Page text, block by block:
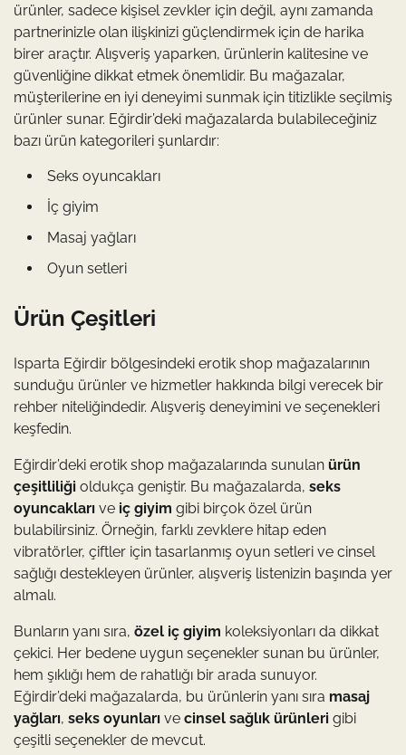
ürünler, sadece kişisel zevkler için değil, aynı zamanda
partnerinizle olan ilişkinizi güçlendirmek için de harika
birer araçtır. Alışveriş yaparken, ürünlerin kalitesine ve
güvenliğine dikkat etmek önemlidir. Bu mağazalar,
müşterilerine en iyi deneyimi sunmak için titizlikle seçilmiş
ürünler sunar. Eğirdir’deki mağazalarda bulabileceğiniz
bazı ürün kategorileri şunlardır:
Seks oyuncakları
İç giyim
Masaj yağları
Oyun setleri
Ürün Çeşitleri
Isparta Eğirdir bölgesindeki erotik shop mağazalarının
sunduğu ürünler ve hizmetler hakkında bilgi verecek bir
rehber niteliğindedir. Alışveriş deneyimini ve seçenekleri
keşfedin.
Eğirdir’deki erotik shop mağazalarında sunulan ürün
çeşitliliği oldukça geniştir. Bu mağazalarda, seks
oyuncakları ve iç giyim gibi birçok özel ürün
bulabilirsiniz. Örneğin, farklı zevklere hitap eden
vibratörler, çiftler için tasarlanmış oyun setleri ve cinsel
sağlığı destekleyen ürünler, alışveriş listenizin başında yer
almalı.
Bunların yanı sıra, özel iç giyim koleksiyonları da dikkat
çekici. Her bedene uygun seçenekler sunan bu ürünler,
hem şıklığı hem de rahatlığı bir arada sunuyor.
Eğirdir’deki mağazalarda, bu ürünlerin yanı sıra masaj
yağları, seks oyunları ve cinsel sağlık ürünleri gibi
çeşitli seçenekler de mevcut.